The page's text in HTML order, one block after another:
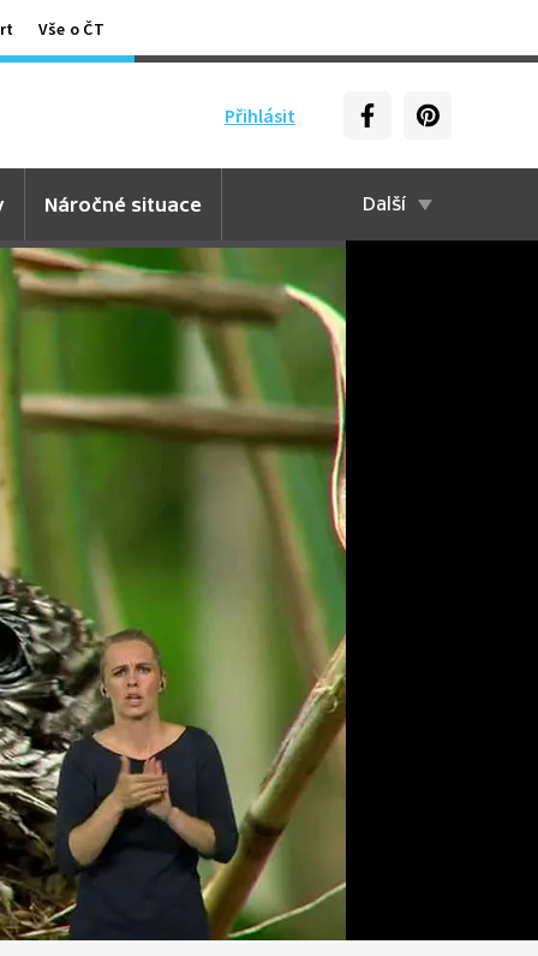
Vše o ČT
Přihlásit
Náročné situace Další